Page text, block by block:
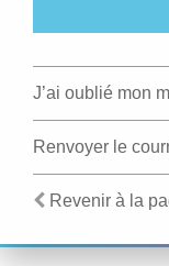
J’ai oublié mon
Renvoyer le
Revenir à la